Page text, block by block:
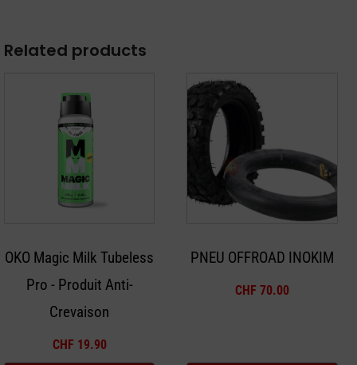
Related products
OKO Magic Milk Tubeless
Pro - Produit Anti-
Crevaison
CHF 19.90
PNEU OFFROAD INOKIM
CHF 70.00